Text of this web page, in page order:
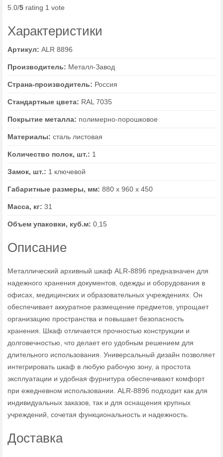
5.0/5 rating 1 vote
Характеристики
Артикул: ALR 8896
Производитель: Металл-Завод
Страна-производитель: Россия
Стандартные цвета: RAL 7035
Покрытие металла: полимерно-порошковое
Материалы: сталь листовая
Количество полок, шт.: 1
Замок, шт.: 1 ключевой
Габаритные размеры, мм: 880 х 960 х 450
Масса, кг: 31
Объем упаковки, куб.м: 0,15
Описание
Металлический архивный шкаф ALR-8896 предназначен для
надежного хранения документов, одежды и оборудования в
офисах, медицинских и образовательных учреждениях. Он
обеспечивает аккуратное размещение предметов, упрощает
организацию пространства и повышает безопасность
хранения. Шкаф отличается прочностью конструкции и
долговечностью, что делает его удобным решением для
длительного использования. Универсальный дизайн позволяет
интегрировать шкаф в любую рабочую зону, а простота
эксплуатации и удобная фурнитура обеспечивают комфорт
при ежедневном использовании. ALR-8896 подходит как для
индивидуальных заказов, так и для оснащения крупных
учреждений, сочетая функциональность и надежность.
Доставка